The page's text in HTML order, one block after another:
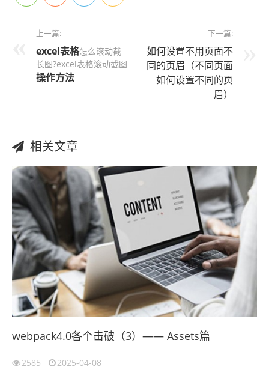
上一篇:
excel表格怎么滚动截
长图?excel表格滚动截图
操作方法
下一篇:
如何设置不用页面不
同的页眉（不同页面
如何设置不同的页
眉）
相关文章
webpack4.0各个击破（3）—— Assets篇
2585 2025-04-08